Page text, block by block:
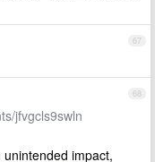
67
68
jfvgcls9swln
impact,